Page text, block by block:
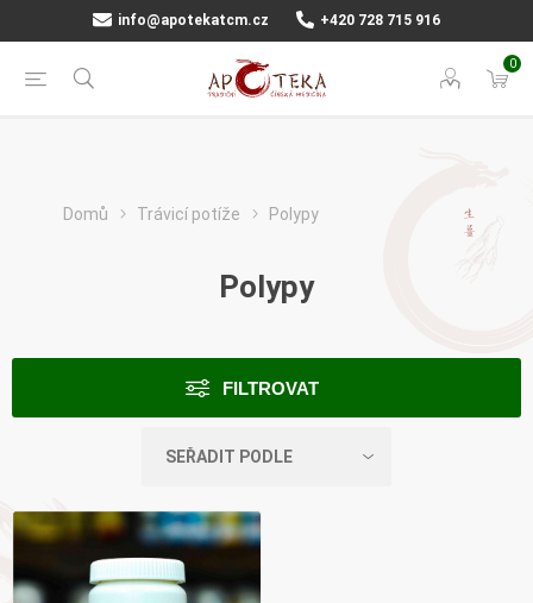
info@apotekatcm.cz +420 728 715 916
0
Domů Trávicí potíže Polypy
Polypy
FILTROVAT